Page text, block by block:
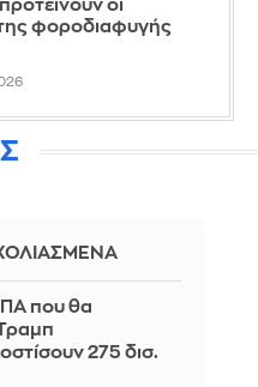
οι
της φοροδιαφυγής
που θα
275 δισ.